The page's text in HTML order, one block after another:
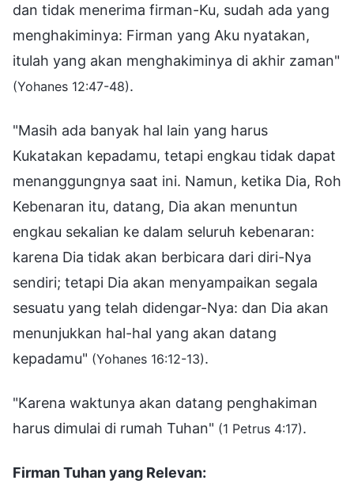
dan tidak menerima firman-Ku, sudah ada yang
menghakiminya: Firman yang Aku nyatakan,
itulah yang akan menghakiminya di akhir zaman"
(Yohanes 12:47-48).
"Masih ada banyak hal lain yang harus
Kukatakan kepadamu, tetapi engkau tidak dapat
menanggungnya saat ini. Namun, ketika Dia, Roh
Kebenaran itu, datang, Dia akan menuntun
engkau sekalian ke dalam seluruh kebenaran:
karena Dia tidak akan berbicara dari diri-Nya
sendiri; tetapi Dia akan menyampaikan segala
sesuatu yang telah didengar-Nya: dan Dia akan
menunjukkan hal-hal yang akan datang
kepadamu" (Yohanes 16:12-13).
"Karena waktunya akan datang penghakiman
harus dimulai di rumah Tuhan" (1 Petrus 4:17).
Firman Tuhan yang Relevan: